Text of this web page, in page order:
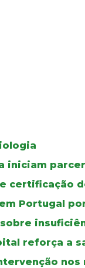
iniciam
certificação
Portugal
reforça a
nos